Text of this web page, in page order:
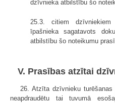
dzīvnieka atbilstību šo
25.3. citiem
īpašnieka sagatavots
atbilstību šo noteikumu
V. Prasības atzītai
26. Atzīta dzīvnieku
neapdraudētu tai tuvumā